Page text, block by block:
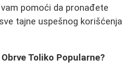
pomoći da pronađete
tajne uspešnog korišćenja
Toliko Popularne?